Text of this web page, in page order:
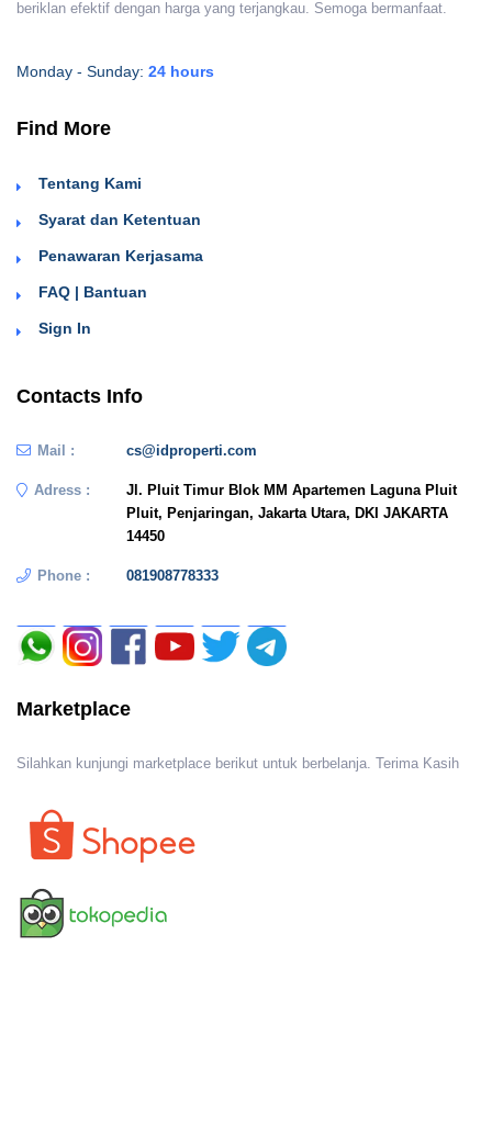
beriklan efektif dengan harga yang terjangkau. Semoga bermanfaat.
Monday - Sunday: 24 hours
Find More
Tentang Kami
Syarat dan Ketentuan
Penawaran Kerjasama
FAQ | Bantuan
Sign In
Contacts Info
Mail : cs@idproperti.com
Adress :
Jl. Pluit Timur Blok MM Apartemen Laguna Pluit
Pluit, Penjaringan, Jakarta Utara, DKI JAKARTA
14450
Phone : 081908778333
Marketplace
Silahkan kunjungi marketplace berikut untuk berbelanja. Terima Kasih